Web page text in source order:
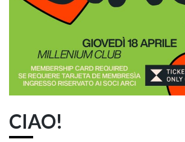
CIAO!